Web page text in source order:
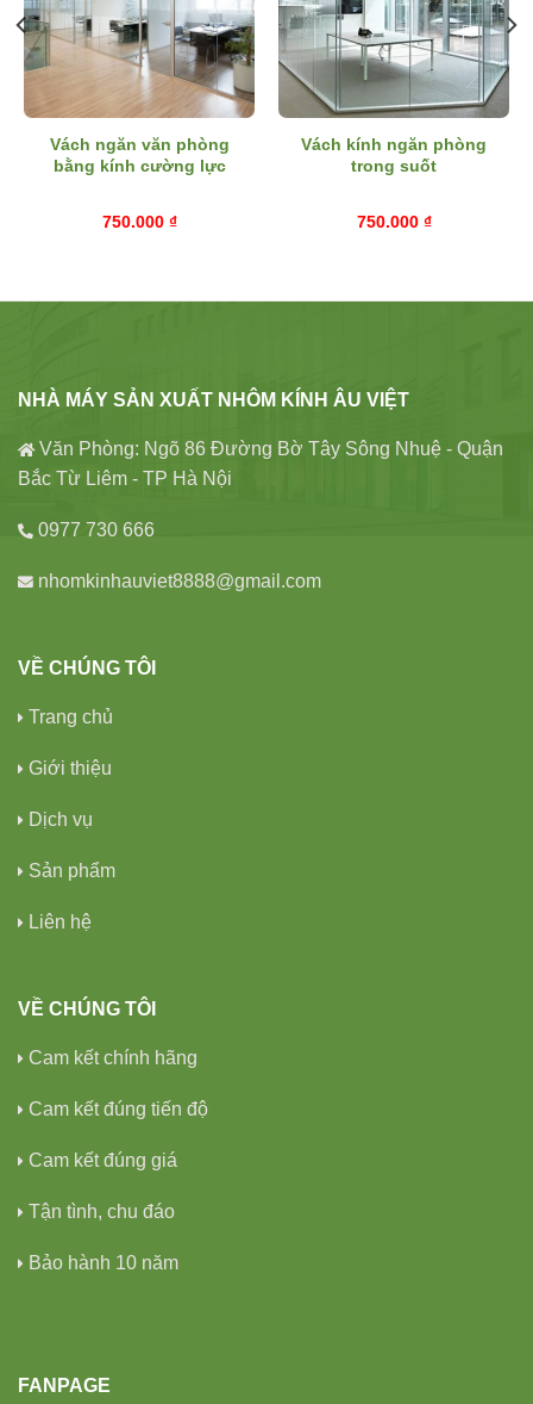
Vách ngăn văn phòng
bằng kính cường lực
750.000 ₫
Vách kính ngăn phòng
trong suốt
750.000 ₫
NHÀ MÁY SẢN XUẤT NHÔM KÍNH ÂU VIỆT
Văn Phòng: Ngõ 86 Đường Bờ Tây Sông Nhuệ - Quận
Bắc Từ Liêm - TP Hà Nội
0977 730 666
nhomkinhauviet8888@gmail.com
VỀ CHÚNG TÔI
Trang chủ
Giới thiệu
Dịch vụ
Sản phẩm
Liên hệ
VỀ CHÚNG TÔI
Cam kết chính hãng
Cam kết đúng tiến độ
Cam kết đúng giá
Tận tình, chu đáo
Bảo hành 10 năm
FANPAGE